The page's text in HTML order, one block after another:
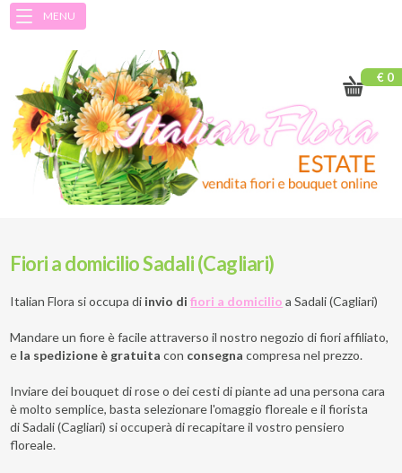
MENU
€ 0
Fiori a domicilio Sadali (Cagliari)
Italian Flora si occupa di invio difiori a domicilio a Sadali (Cagliari)
Mandare un fiore è facile attraverso il nostro negozio di fiori affiliato,
e la spedizione è gratuita con consegna compresa nel prezzo.
Inviare dei bouquet di rose o dei cesti di piante ad una persona cara
è molto semplice, basta selezionare l'omaggio floreale e il fiorista
di Sadali (Cagliari) si occuperà di recapitare il vostro pensiero
floreale.